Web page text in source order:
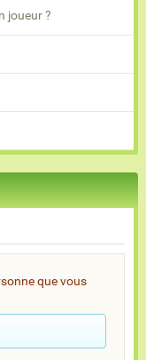
joueur ?
que vous